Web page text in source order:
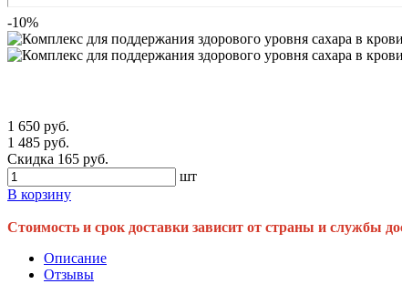
-10%
1 650 руб.
1 485 руб.
Скидка 165 руб.
шт
В корзину
Стоимость и срок доставки зависит от страны и службы
Описание
Отзывы